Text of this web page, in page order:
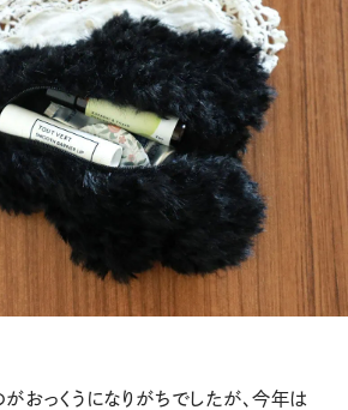
おっくうになりがちでしたが、今年は